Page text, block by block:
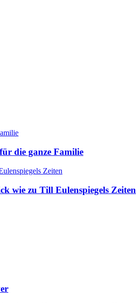
die ganze Familie
wie zu Till Eulenspiegels Zeiten